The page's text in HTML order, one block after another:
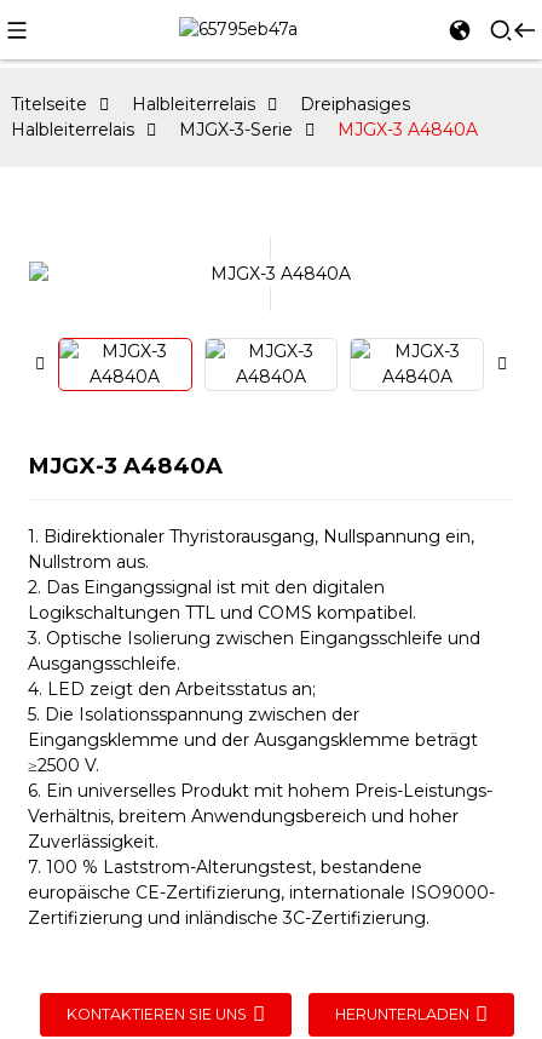
Titelseite Halbleiterrelais
Dreiphasiges
Halbleiterrelais
MJGX-3-Serie MJGX-3 A4840A
MJGX-3 A4840A
1. Bidirektionaler Thyristorausgang, Nullspannung ein,
Nullstrom aus.
2. Das Eingangssignal ist mit den digitalen
Logikschaltungen TTL und COMS kompatibel.
3. Optische Isolierung zwischen Eingangsschleife und
Ausgangsschleife.
4. LED zeigt den Arbeitsstatus an;
5. Die Isolationsspannung zwischen der
Eingangsklemme und der Ausgangsklemme beträgt
≥2500 V.
6. Ein universelles Produkt mit hohem Preis-Leistungs-
Verhältnis, breitem Anwendungsbereich und hoher
Zuverlässigkeit.
7. 100 % Laststrom-Alterungstest, bestandene
europäische CE-Zertifizierung, internationale ISO9000-
Zertifizierung und inländische 3C-Zertifizierung.
KONTAKTIEREN SIE UNS HERUNTERLADEN